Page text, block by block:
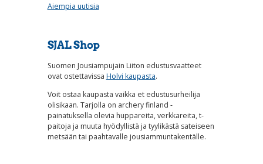
Aiempia uutisia
SJAL Shop
Suomen Jousiampujain Liiton edustusvaatteet
ovat ostettavissa Holvi kaupasta.
Voit ostaa kaupasta vaikka et edustusurheilija
olisikaan. Tarjolla on archery finland -
painatuksella olevia huppareita, verkkareita, t-
paitoja ja muuta hyödyllistä ja tyylikästä sateiseen
metsään tai paahtavalle jousiammuntakentälle.